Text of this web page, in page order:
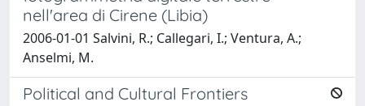
nell'area di Cirene (Libia)
2006-01-01 Salvini, R.; Callegari, I.; Ventura, A.;
Anselmi, M.
Political and Cultural Frontiers